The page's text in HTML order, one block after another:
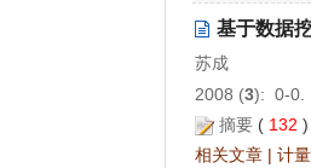
基于数据
苏成
2008 (3): 0-0.
摘要 ( 132
相关文章 | 计